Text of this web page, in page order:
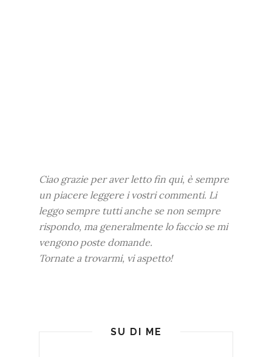
Ciao grazie per aver letto fin qui, è sempre
un piacere leggere i vostri commenti. Li
leggo sempre tutti anche se non sempre
rispondo, ma generalmente lo faccio se mi
vengono poste domande.
Tornate a trovarmi, vi aspetto!
SU DI ME